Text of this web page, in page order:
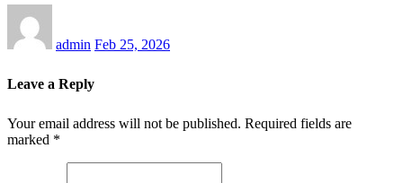
admin Feb 25, 2026
Leave a Reply
Your email address will not be published. Required fields are
marked *